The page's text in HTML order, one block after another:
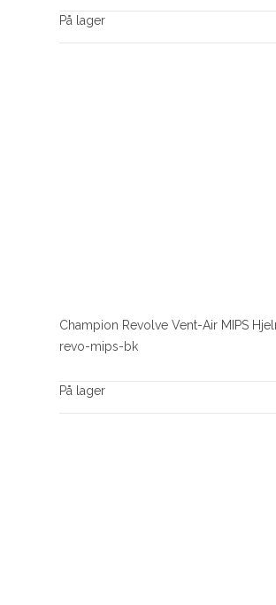
På lager
Champion Revolve Vent-Air MIPS
revo-mips-bk
På lager